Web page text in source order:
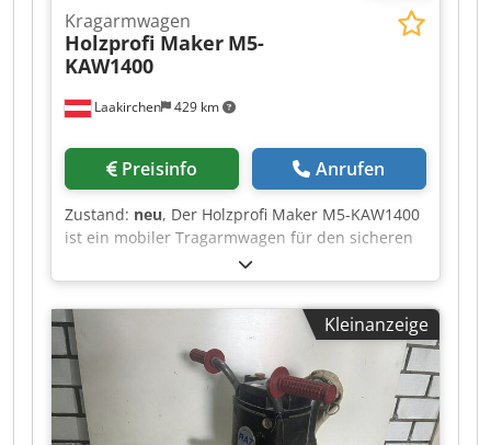
Laakirchen 429 km
Kragarmwagen
Holzprofi Maker M5-
KAW1400
Preisinfo Anrufen
Zustand: neu, Der Holzprofi Maker M5-KAW1400
ist ein mobiler Tragarmwagen für den sicheren
Transport und die strukturierte Lagerung von
Platten, Latten und anderen Bauteilen. Auch
nach Lackierarbeiten lassen sich Werkstücke
übersichtlich ablegen, sodass sie kontrolliert
trocknen können. Die Wagenbreite ist von 300
bis 1250 mm verstellbar und passt sich damit
flexibel an unterschiedliche Werkstückgrößen
an. Mit zehn Fächern und einer großzügigen
Kleinanzeige